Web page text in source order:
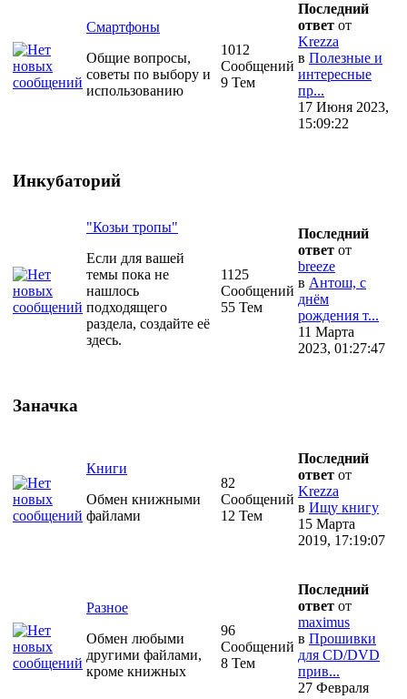
Смартфоны
Общие вопросы,
советы по выбору и
использованию
1012
Сообщений
9 Тем
Последний
ответ от
Krezza
в Полезные и
интересные
пр...
17 Июня 2023,
15:09:22
Инкубаторий
"Козьи тропы"
Если для вашей
темы пока не
нашлось
подходящего
раздела, создайте её
здесь.
1125
Сообщений
55 Тем
Последний
ответ от
breeze
в Антош, с
днём
рождения т...
11 Марта
2023, 01:27:47
Заначка
Книги
Обмен книжными
файлами
82
Сообщений
12 Тем
Последний
ответ от
Krezza
в Ищу книгу
15 Марта
2019, 17:19:07
Разное
Обмен любыми
другими файлами,
кроме книжных
96
Сообщений
8 Тем
Последний
ответ от
maximus
в Прошивки
для CD/DVD
прив...
27 Февраля